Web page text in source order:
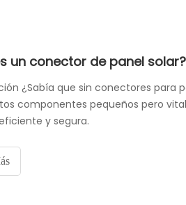
un conector de panel solar?
¿Sabía que sin conectores para
componentes pequeños pero
y segura.